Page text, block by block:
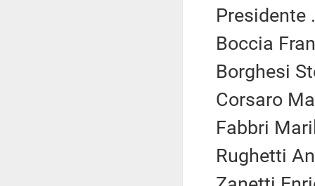
Presidente
Boccia
Borghesi
Corsaro
Fabbri
Rughetti